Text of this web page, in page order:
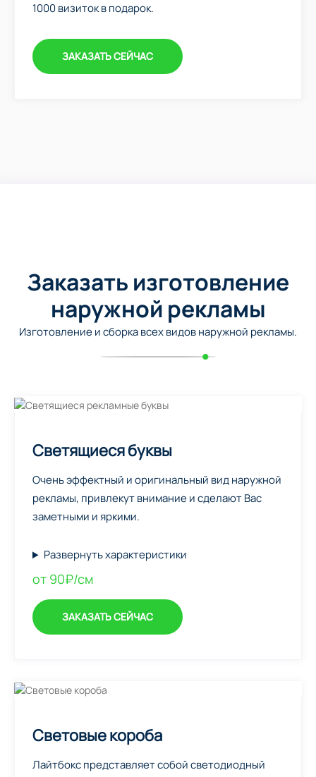
1000 визиток в подарок.
ЗАКАЗАТЬ СЕЙЧАС
Заказать изготовление
наружной рекламы
Изготовление и сборка всех видов наружной рекламы.
Светящиеся буквы
Очень эффектный и оригинальный вид наружной
рекламы, привлекут внимание и сделают Вас
заметными и яркими.
Развернуть характеристики
от 90₽/см
ЗАКАЗАТЬ СЕЙЧАС
Световые короба
Лайтбокс представляет собой светодиодный